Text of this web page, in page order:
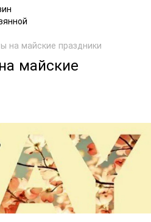
на майские праздники
майские